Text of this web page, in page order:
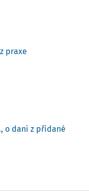
praxe
o dani z přidané